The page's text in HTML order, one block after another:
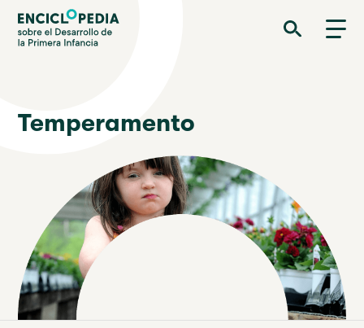
Pasar
contenido
Enciclopedia sobre el Desarrollo de la Primera Infancia
Temperamento